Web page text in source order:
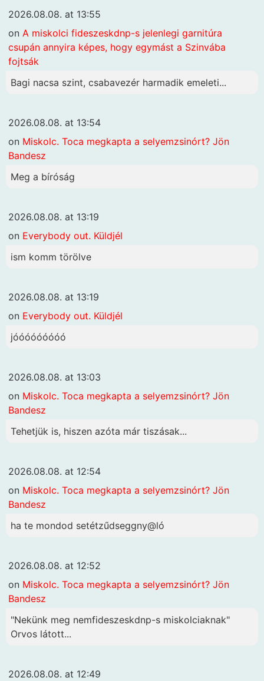
2026.08.08. at 13:55
on A miskolci fideszeskdnp-s jelenlegi garnitúra
csupán annyira képes, hogy egymást a Szinvába
fojtsák
Bagi nacsa szint, csabavezér harmadik emeleti...
2026.08.08. at 13:54
on Miskolc. Toca megkapta a selyemzsinórt? Jön
Bandesz
Meg a bíróság
2026.08.08. at 13:19
on Everybody out. Küldjél
ism komm törölve
2026.08.08. at 13:19
on Everybody out. Küldjél
jóóóóóóóóó
2026.08.08. at 13:03
on Miskolc. Toca megkapta a selyemzsinórt? Jön
Bandesz
Tehetjük is, hiszen azóta már tiszásak...
2026.08.08. at 12:54
on Miskolc. Toca megkapta a selyemzsinórt? Jön
Bandesz
ha te mondod setétzűdseggny@ló
2026.08.08. at 12:52
on Miskolc. Toca megkapta a selyemzsinórt? Jön
Bandesz
"Nekünk meg nemfideszeskdnp-s miskolciaknak"
Orvos látott...
2026.08.08. at 12:49